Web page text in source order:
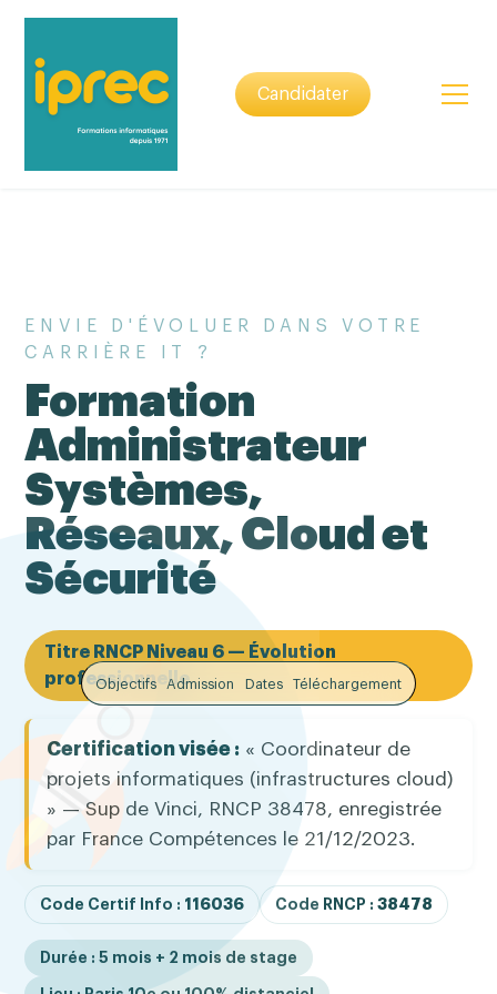
Candidater
Objectifs Admission Dates Téléchargement
ENVIE D'ÉVOLUER DANS VOTRE
CARRIÈRE IT ?
Formation
Administrateur
Systèmes,
Réseaux, Cloud et
Sécurité
Titre RNCP Niveau 6 — Évolution
professionnelle
Certification visée : « Coordinateur de
projets informatiques (infrastructures cloud)
» — Sup de Vinci, RNCP 38478, enregistrée
par France Compétences le 21/12/2023.
Code Certif Info : 116036 Code RNCP :38478
Durée : 5 mois + 2 mois de stage